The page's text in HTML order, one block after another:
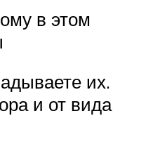
в этом
их.
и от вида